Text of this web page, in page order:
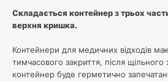
Складається контейнер з трьох
верхня кришка.
Контейнери для медичних відходів
тимчасового закриття, після щільного
контейнер буде герметично